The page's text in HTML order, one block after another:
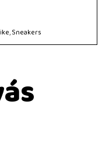
,Sneakers